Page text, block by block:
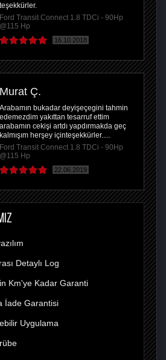
teşekkürler.
Ford Transit Connect 1.8 TDCi - 90Hp
@115 Hp
16.10.2018
Murat Ç.
Arabamın bukadar deyişeçegini tahmin
edemezdim yakıttan tesarruf ettim
arabamın cekişi artdı yapdırmakda geç
kalmışım herşey içinteşekkürler.....
Ford Transit Connect 1.8 TDCi - 90Hp
@115 Hp
22.06.2019
Detaylı Log
Km'ye Kadar Garanti
İade Garantisi
Uygulama